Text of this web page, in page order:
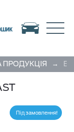
Toggle navigation
ПРОДУКЦІЯ →
Під замовлення